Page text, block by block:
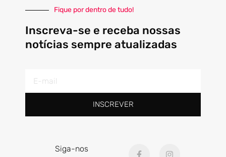
Fique por dentro de tudo!
Inscreva-se e receba nossas
notícias sempre atualizadas
mail
INSCREVER
Siga-nos